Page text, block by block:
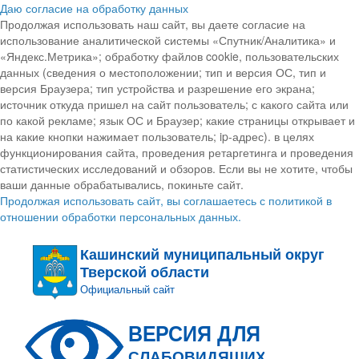
Даю согласие на обработку данных
Продолжая использовать наш сайт, вы даете согласие на
использование аналитической системы «Спутник/Аналитика» и
«Яндекс.Метрика»; обработку файлов cookie, пользовательских
данных (сведения о местоположении; тип и версия ОС, тип и
версия Браузера; тип устройства и разрешение его экрана;
источник откуда пришел на сайт пользователь; с какого сайта или
по какой рекламе; язык ОС и Браузер; какие страницы открывает и
на какие кнопки нажимает пользователь; ip-адрес). в целях
функционирования сайта, проведения ретаргетинга и проведения
статистических исследований и обзоров. Если вы не хотите, чтобы
ваши данные обрабатывались, покиньте сайт.
Продолжая использовать сайт, вы соглашаетесь с политикой в
отношении обработки персональных данных.